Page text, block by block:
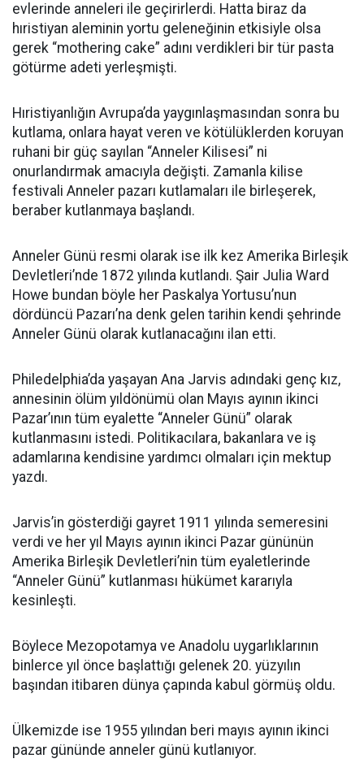
evlerinde anneleri ile geçirirlerdi. Hatta biraz da
hıristiyan aleminin yortu geleneğinin etkisiyle olsa
gerek “mothering cake” adını verdikleri bir tür pasta
götürme adeti yerleşmişti.
Hıristiyanlığın Avrupa’da yaygınlaşmasından sonra bu
kutlama, onlara hayat veren ve kötülüklerden koruyan
ruhani bir güç sayılan “Anneler Kilisesi” ni
onurlandırmak amacıyla değişti. Zamanla kilise
festivali Anneler pazarı kutlamaları ile birleşerek,
beraber kutlanmaya başlandı.
Anneler Günü resmi olarak ise ilk kez Amerika Birleşik
Devletleri’nde 1872 yılında kutlandı. Şair Julia Ward
Howe bundan böyle her Paskalya Yortusu’nun
dördüncü Pazarı’na denk gelen tarihin kendi şehrinde
Anneler Günü olarak kutlanacağını ilan etti.
Philedelphia’da yaşayan Ana Jarvis adındaki genç kız,
annesinin ölüm yıldönümü olan Mayıs ayının ikinci
Pazar’ının tüm eyalette “Anneler Günü” olarak
kutlanmasını istedi. Politikacılara, bakanlara ve iş
adamlarına kendisine yardımcı olmaları için mektup
yazdı.
Jarvis’in gösterdiği gayret 1911 yılında semeresini
verdi ve her yıl Mayıs ayının ikinci Pazar gününün
Amerika Birleşik Devletleri’nin tüm eyaletlerinde
“Anneler Günü” kutlanması hükümet kararıyla
kesinleşti.
Böylece Mezopotamya ve Anadolu uygarlıklarının
binlerce yıl önce başlattığı gelenek 20. yüzyılın
başından itibaren dünya çapında kabul görmüş oldu.
Ülkemizde ise 1955 yılından beri mayıs ayının ikinci
pazar gününde anneler günü kutlanıyor.